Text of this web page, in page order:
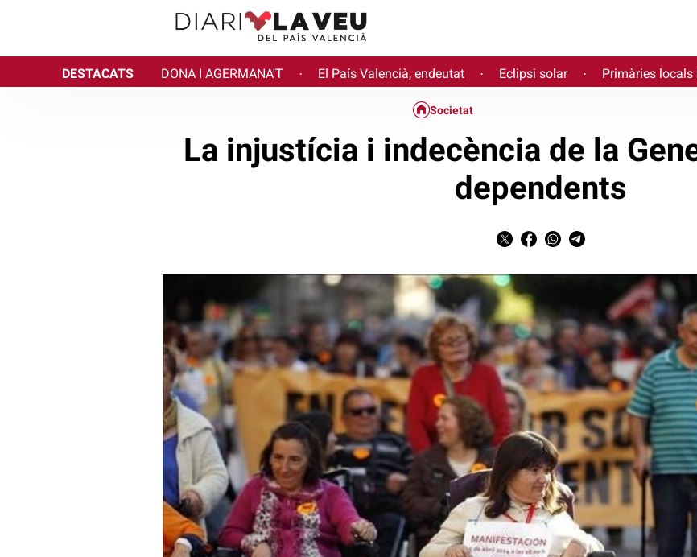
DESTACATS DONA I AGERMANA'T · El País Valencià, endeutat · Eclipsi solar · Primàries locals
Societat
La injustícia i indecència de la
dependents